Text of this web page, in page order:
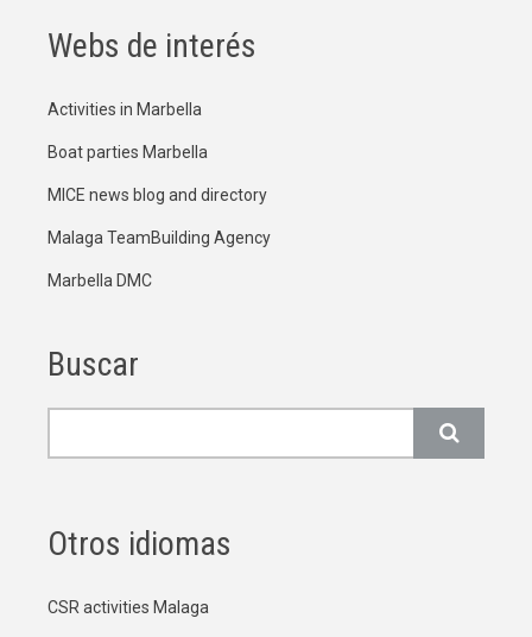
Webs de interés
Activities in Marbella
Boat parties Marbella
MICE news blog and directory
Malaga TeamBuilding Agency
Marbella DMC
Buscar
Otros idiomas
CSR activities Malaga